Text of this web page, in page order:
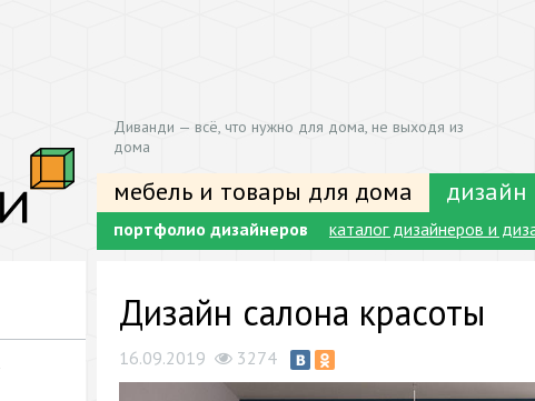
Диванди — всё, что нужно для дома, не выходя из
дома
мебель и товары для дома дизайн
портфолио дизайнеров каталог дизайнеров и
Дизайн салона красоты
16.09.2019 3274